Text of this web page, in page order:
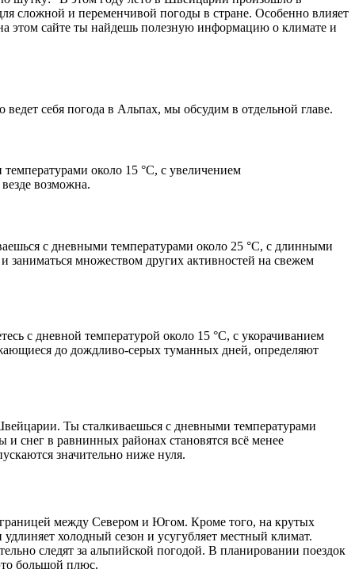
сложной и переменчивой погоды в стране. Особенно влияет
этом сайте ты найдешь полезную информацию о климате и
себя погода в Альпах, мы обсудим в отдельной главе.
около 15 °C, с увеличением
возможна.
с дневными температурами около 25 °C, с длинными
множеством других активностей на свежем
с дневной температурой около 15 °C, с укорачиванием
до дождливо-серых туманных дней, определяют
Ты сталкиваешься с дневными температурами
снег в равнинных районах становятся всё менее
значительно ниже нуля.
между Севером и Югом. Кроме того, на крутых
холодный сезон и усугубляет местный климат.
следят за альпийской погодой. В планировании поездок
большой плюс.